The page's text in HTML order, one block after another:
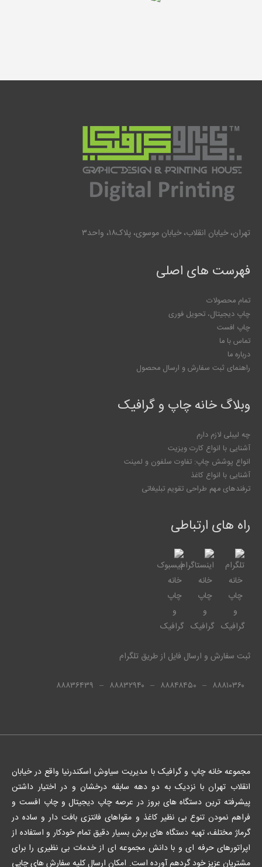
تهران، خیابان انقلاب، خیابان موسوی، پلاک۱۸، واحد۳
فهرست های اصلی
تمام محصولات
چاپ دیجیتال، تحویل فوری
چاپ افست
تماس با ما
درباره ما
راهنمای ثبت سفارش و ارسال محصول
وبلاگ خانه چاپ و گرافیک
چه لیبلی لازم دارم
آشنایی با انواع کارت ویزیت
انواع پوشش چاپ: تفاوت سلفون و لمینت
آشنایی با انواع کاغذ
ترفندهای مهم طراحی تقویم تبلیغاتی
راه های ارتباطی
ثبت سفارش و ارسال فایل از طریق تلگرام
۸۸۸۱۰۳۶۰ – ۸۸۸۴۸۴۵۰ – ۸۸۸۳۲۹۴۰ – ۸۸۸۳۶۴۳۹
مجموعه خانه چاپ و گرافیک با مدیریت سیاوش اسکندرنیا واقع در خیابان
انقلاب تهران با نزدیک به دو دهه سابقه درخشان و در اختیار داشتن
پیشرفته ترین دستگاه های بروز در عرصه چاپ دیجیتال و چاپ افست و
فراهم نمودن تنوع بی نظیر کاغذ و مقواهای فانتزی بافت دار و ساده در
گرماژ مختلف، تهیه دستگاه های برش بسیار دقیق تمام خودکار و استفاده از
اپراتورهای حرفه ای و با دانش مجموعه ای از خدمات بی نظیری را برای
مشتریان عزیز خود گردهم آورده است. امکان ارسال کلیه سفارش های چاپی